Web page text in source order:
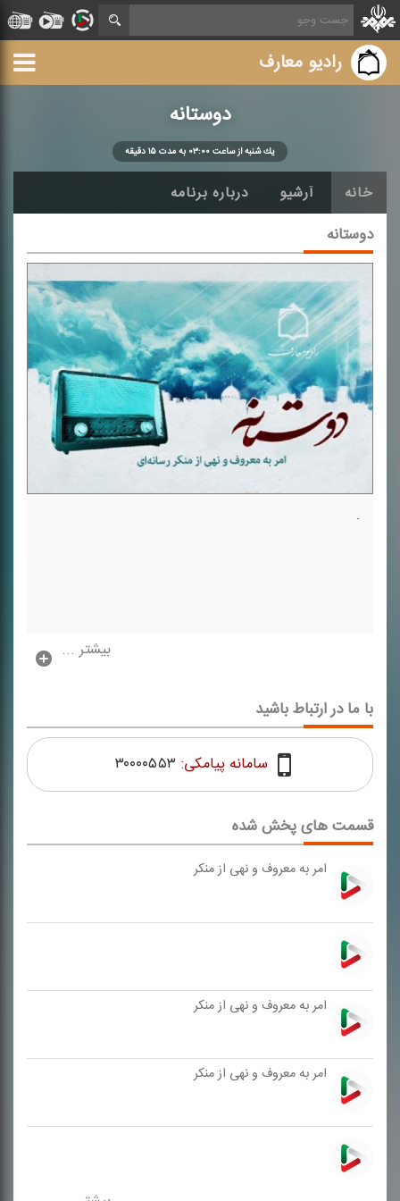
رادیو معارف
دوستانه
یك شنبه از ساعت ۰۳:۰۰ به مدت ۱۵ دقیقه
خانه آرشیو درباره برنامه
دوستانه
.
بیشتر ...
قسمت های پخش شده
امر به معروف و نهی از منكر
امر به معروف و نهی از منكر
امر به معروف و نهی از منكر
با ما در ارتباط باشید
سامانه پیامکی: ۳۰۰۰۰۵۵۳